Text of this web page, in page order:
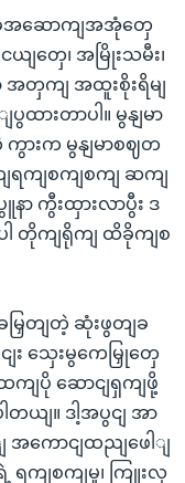
ေံအဆောကျအအုံတှေ
တှေ၊ အမြိုးသမီး၊
အတှကျ အထူးစိုးရိမျ
ထားတာပါ။ မွနျမာ
ားက မွနျမာစဈတ
ျရကျစကျစကျ ဆကျ
ာ ကွီးထှားလာပွီး ဒ
ပါ တိုကျရိုကျ ထိခိုကျစ
ြှတျတဲ့ ဆုံးဖွတျခ
ျး သှေးမွကေမြှုတှေ
ကျပို ဆောငျရှကျဖို့
ယျ။ ဒါ့အပွငျ အာ
ောငျထညျဖေါျ
ရကျစကျမှု၊ ကြူးလှ